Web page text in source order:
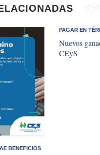
BENEFICIOS
​PAGAR EN
Nuevos
CEyS